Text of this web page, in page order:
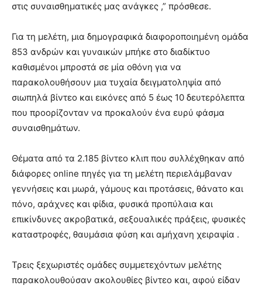
στις συναισθηματικές μας ανάγκες ,” πρόσθεσε.
Για τη μελέτη, μια δημογραφικά διαφοροποιημένη ομάδα
853 ανδρών και γυναικών μπήκε στο διαδίκτυο
καθισμένοι μπροστά σε μία οθόνη για να
παρακολουθήσουν μια τυχαία δειγματοληψία από
σιωπηλά βίντεο και εικόνες από 5 έως 10 δευτερόλεπτα
που προορίζονταν να προκαλούν ένα ευρύ φάσμα
συναισθημάτων.
Θέματα από τα 2.185 βίντεο κλιπ που συλλέχθηκαν από
διάφορες online πηγές για τη μελέτη περιελάμβαναν
γεννήσεις και μωρά, γάμους και προτάσεις, θάνατο και
πόνο, αράχνες και φίδια, φυσικά προπύλαια και
επικίνδυνες ακροβατικά, σεξουαλικές πράξεις, φυσικές
καταστροφές, θαυμάσια φύση και αμήχανη χειραψία .
Τρεις ξεχωριστές ομάδες συμμετεχόντων μελέτης
παρακολουθούσαν ακολουθίες βίντεο και, αφού είδαν